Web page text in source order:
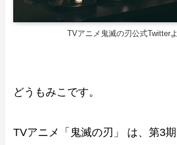
TVアニメ鬼滅の刃公式Twitter
どうもみこです。
TVアニメ「鬼滅の刃」 は、第3